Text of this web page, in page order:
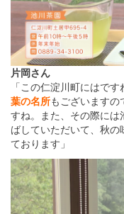
片岡さん
「この仁淀川町にはです
葉の名所もございます
すね。また、その際には
ばしていただいて、秋の
ております」